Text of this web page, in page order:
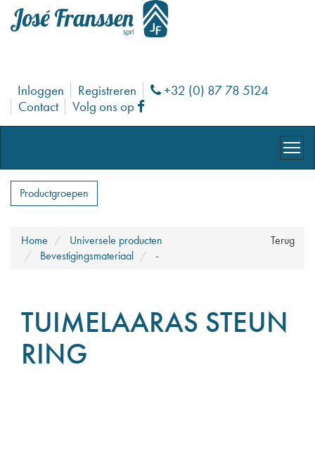
Inloggen Registreren Phone
+32 (0) 87 78 5124
Contact
Volg ons op Facebook
Productgroepen
Terug
Home
Universele producten
Bevestigingsmateriaal
-
TUIMELAARAS STEUN
RING